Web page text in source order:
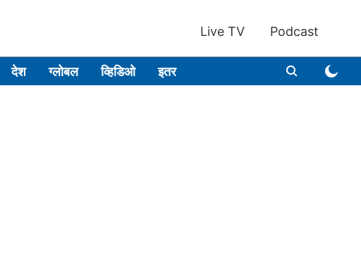
Live TV Podcast
देश ग्लोबल व्हिडिओ इतर